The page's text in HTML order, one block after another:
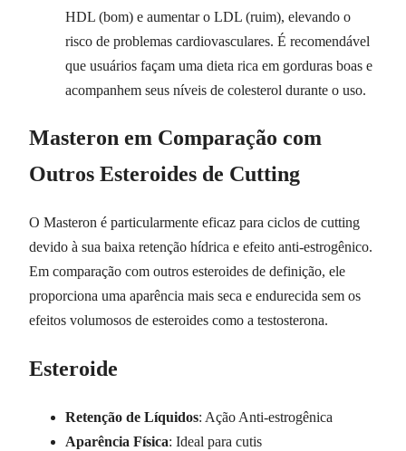
HDL (bom) e aumentar o LDL (ruim), elevando o
risco de problemas cardiovasculares. É recomendável
que usuários façam uma dieta rica em gorduras boas e
acompanhem seus níveis de colesterol durante o uso.
Masteron em Comparação com
Outros Esteroides de Cutting
O Masteron é particularmente eficaz para ciclos de cutting
devido à sua baixa retenção hídrica e efeito anti-estrogênico.
Em comparação com outros esteroides de definição, ele
proporciona uma aparência mais seca e endurecida sem os
efeitos volumosos de esteroides como a testosterona.
Esteroide
Retenção de Líquidos: Ação Anti-estrogênica
Aparência Física: Ideal para cutis